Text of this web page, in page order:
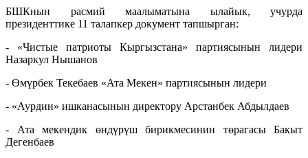
БШКнын расмий маалыматына ылайык, учурда
президенттике 11 талапкер документ тапшырган:
- «Чистые патриоты Кыргызстана» партиясынын лидери
Назаркул Нышанов
- Өмүрбек Текебаев «Ата Мекен» партиясынын лидери
- «Аурдин» ишканасынын директору Арстанбек Абдылдаев
- Ата мекендик өндүрүш бирикмесинин төрагасы Бакыт
Дегенбаев